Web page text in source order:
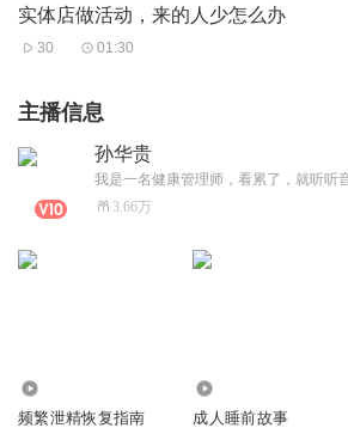
实体店做活动，来的人少怎么办
30 01:30
主播信息
孙华贵
3.66万
频繁泄精恢复指南 成人睡前故事